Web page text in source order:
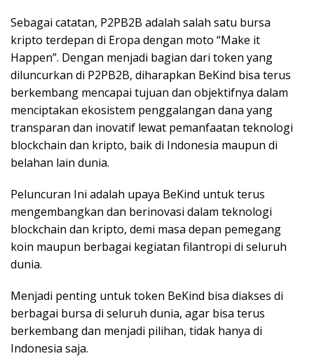
Sebagai catatan, P2PB2B adalah salah satu bursa
kripto terdepan di Eropa dengan moto “Make it
Happen”. Dengan menjadi bagian dari token yang
diluncurkan di P2PB2B, diharapkan BeKind bisa terus
berkembang mencapai tujuan dan objektifnya dalam
menciptakan ekosistem penggalangan dana yang
transparan dan inovatif lewat pemanfaatan teknologi
blockchain dan kripto, baik di Indonesia maupun di
belahan lain dunia.
Peluncuran Ini adalah upaya BeKind untuk terus
mengembangkan dan berinovasi dalam teknologi
blockchain dan kripto, demi masa depan pemegang
koin maupun berbagai kegiatan filantropi di seluruh
dunia.
Menjadi penting untuk token BeKind bisa diakses di
berbagai bursa di seluruh dunia, agar bisa terus
berkembang dan menjadi pilihan, tidak hanya di
Indonesia saja.